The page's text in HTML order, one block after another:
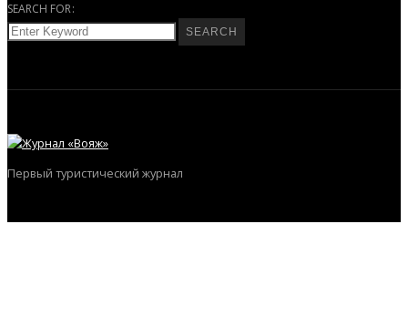
SEARCH FOR:
SEARCH
Первый туристический журнал